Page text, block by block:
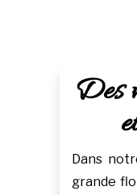
Des
Dans
grande